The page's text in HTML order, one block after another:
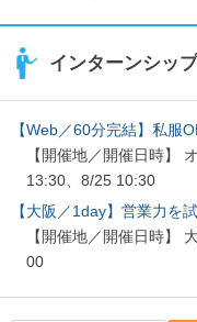
インターンシッ
【Web／60分完結】私服
【開催地／開催日時】
13:30、8/25 10:30
【大阪／1day】営業力を
【開催地／開催日時】
00